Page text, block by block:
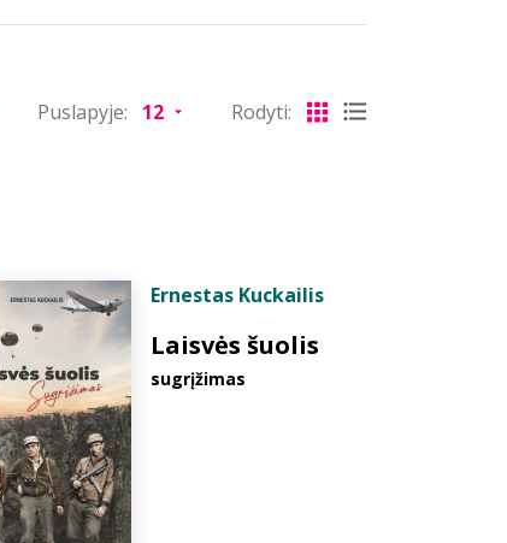
Puslapyje: Rodyti:
Ernestas Kuckailis
Laisvės šuolis
sugrįžimas